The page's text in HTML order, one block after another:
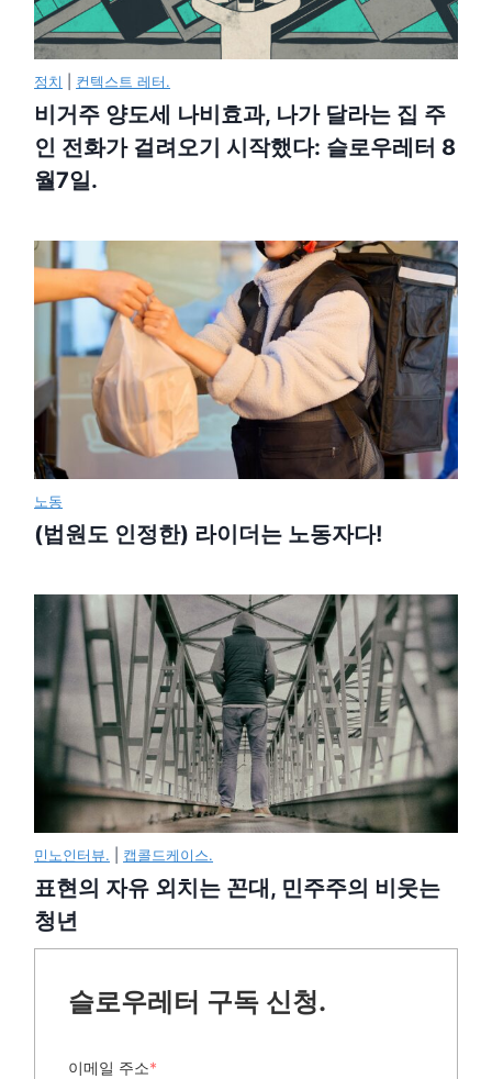
정치 컨텍스트 레터.
비거주 양도세 나비효과, 나가 달라는 집 주
인 전화가 걸려오기 시작했다: 슬로우레터 8
월7일.
노동
(법원도 인정한) 라이더는 노동자다!
민노인터뷰. 캡콜드케이스.
표현의 자유 외치는 꼰대, 민주주의 비웃는
청년
슬로우레터 구독 신청.
이메일 주소*